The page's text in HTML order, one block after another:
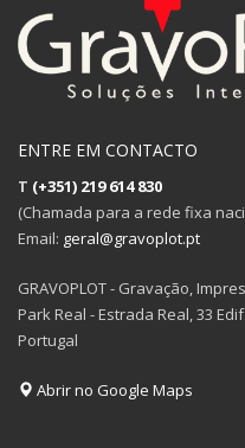
ENTRE EM CONTACTO
T (+351) 219 614 830
(Chamada para a rede fixa
Email: geral@gravoplot.pt
GRAVOPLOT - Gravação,
Park Real - Estrada Real, 33
Portugal
Abrir no Google Maps